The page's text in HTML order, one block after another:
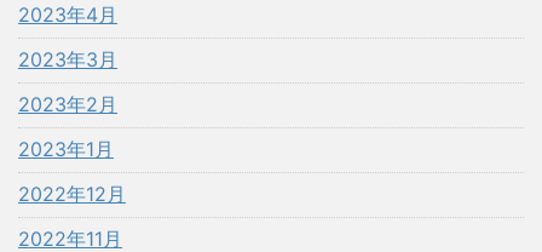
2023年4月
2023年3月
2023年2月
2023年1月
2022年12月
2022年11月